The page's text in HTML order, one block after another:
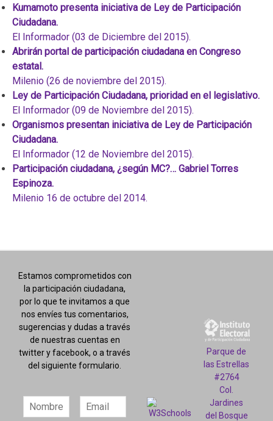
Kumamoto presenta iniciativa de Ley de Participación
Ciudadana.
El Informador (03 de Diciembre del 2015).
Abrirán portal de participación ciudadana en Congreso
estatal.
Milenio (26 de noviembre del 2015).
Ley de Participación Ciudadana, prioridad en el legislativo.
El Informador (09 de Noviembre del 2015).
Organismos presentan iniciativa de Ley de Participación
Ciudadana.
El Informador (12 de Noviembre del 2015).
Participación ciudadana, ¿según MC?… Gabriel Torres
Espinoza.
Milenio 16 de octubre del 2014.
Estamos comprometidos con
la participación ciudadana,
por lo que te invitamos a que
nos envíes tus comentarios,
sugerencias y dudas a través
de nuestras cuentas en
twitter y facebook, o a través
del siguiente formulario.
Parque de
las Estrellas
#2764
Col.
Jardines
del Bosque